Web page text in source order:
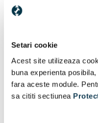
Setari cookie
Acest site utilizeaza
buna experienta
fara aceste module.
sa cititi sectiunea
În coș
Produse